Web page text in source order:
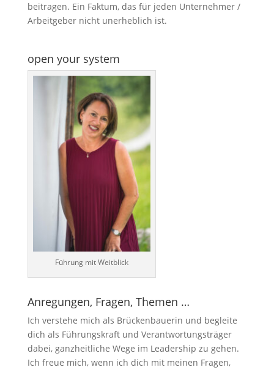
bei­tra­gen. Ein Fak­tum, das für jeden Unter­neh­mer /
Arbeit­ge­ber nicht uner­heb­lich ist.
open your system
Führung mit Weitblick
Anre­gun­gen, Fra­gen, Themen …
Ich verstehe mich als Brückenbauerin und begleite
dich als Führungskraft und Verantwortungsträger
dabei, ganzheitliche Wege im Leadership zu gehen.
Ich freue mich, wenn ich dich mit meinen Fragen,